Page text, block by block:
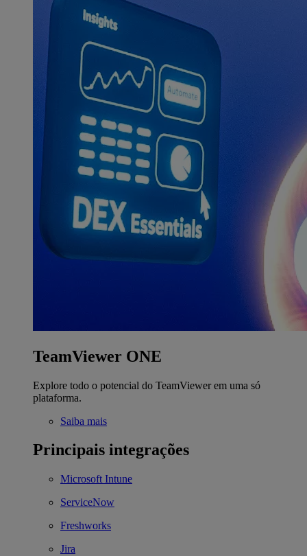
TeamViewer ONE
Explore todo o potencial do TeamViewer em uma só
plataforma.
Saiba mais
Principais integrações
Microsoft Intune
ServiceNow
Freshworks
Jira